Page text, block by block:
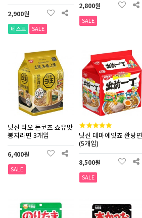
2,900원
베스트 SALE
2,800원
SALE
닛신 라오 돈코츠 쇼유맛
봉지라면 3개입
6,400원
SALE
닛신 데마에잇쵸 완탕면
(5개입)
8,500원
SALE